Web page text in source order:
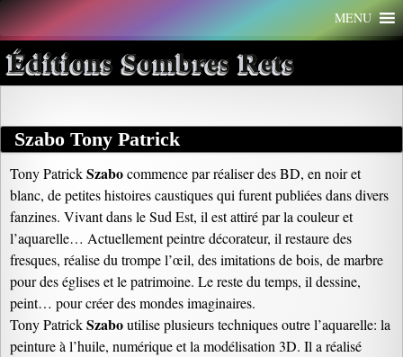
Aller
au
contenu
MENU
Éditions Sombres Rets
Szabo Tony Patrick
Tony PatrickSzabocommence par réaliser des BD, en noir et
blanc, de petites histoires caustiques qui furent publiées dans divers
fanzines. Vivant dans le Sud Est, il est attiré par la couleur et
l’aquarelle… Actuellement peintre décorateur, il restaure des
fresques, réalise du trompe l’œil, des imitations de bois, de marbre
pour des églises et le patrimoine. Le reste du temps, il dessine,
peint… pour créer des mondes imaginaires.
Tony PatrickSzaboutilise plusieurs techniques outre l’aquarelle: la
peinture à l’huile, numérique et la modélisation 3D. Il a réalisé